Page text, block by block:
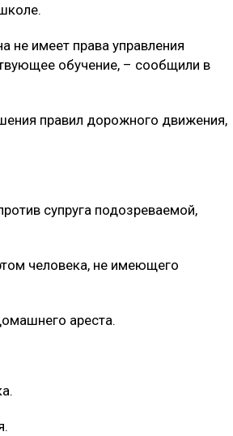
не имеет права управления
обучение, – сообщили в
правил дорожного движения,
супруга подозреваемой,
человека, не имеющего
ареста.